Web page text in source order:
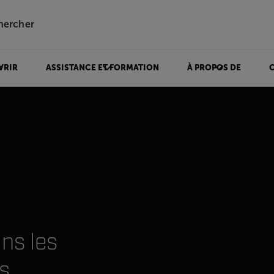
ASSISTANCE ET FORMATION À PROPOS DE
les